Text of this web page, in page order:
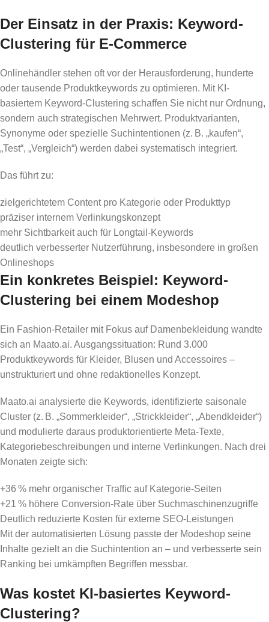
Der Einsatz in der Praxis: Keyword-
Clustering für E-Commerce
Onlinehändler stehen oft vor der Herausforderung, hunderte
oder tausende Produktkeywords zu optimieren. Mit KI-
basiertem Keyword-Clustering schaffen Sie nicht nur Ordnung,
sondern auch strategischen Mehrwert. Produktvarianten,
Synonyme oder spezielle Suchintentionen (z. B. „kaufen“,
„Test“, „Vergleich“) werden dabei systematisch integriert.
Das führt zu:
zielgerichtetem Content pro Kategorie oder Produkttyp
präziser internem Verlinkungskonzept
mehr Sichtbarkeit auch für Longtail-Keywords
deutlich verbesserter Nutzerführung, insbesondere in großen
Onlineshops
Ein konkretes Beispiel: Keyword-
Clustering bei einem Modeshop
Ein Fashion-Retailer mit Fokus auf Damenbekleidung wandte
sich an Maato.ai. Ausgangssituation: Rund 3.000
Produktkeywords für Kleider, Blusen und Accessoires –
unstrukturiert und ohne redaktionelles Konzept.
Maato.ai analysierte die Keywords, identifizierte saisonale
Cluster (z. B. „Sommerkleider“, „Strickkleider“, „Abendkleider“)
und modulierte daraus produktorientierte Meta-Texte,
Kategoriebeschreibungen und interne Verlinkungen. Nach drei
Monaten zeigte sich:
+36 % mehr organischer Traffic auf Kategorie-Seiten
+21 % höhere Conversion-Rate über Suchmaschinenzugriffe
Deutlich reduzierte Kosten für externe SEO-Leistungen
Mit der automatisierten Lösung passte der Modeshop seine
Inhalte gezielt an die Suchintention an – und verbesserte sein
Ranking bei umkämpften Begriffen messbar.
Was kostet KI-basiertes Keyword-
Clustering?